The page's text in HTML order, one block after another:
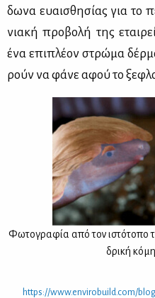
δω­να ευαι­σθη­σί­ας για το
νια­κή προ­βο­λή της
ένα επι­πλέ­ον στρώ­μα
ρούν να φά­νε αφού το
Φω­το­γρα­φία από τον ιστό­το­πο
δρι­κή
https://​www.​env​irob​uild.​com/​